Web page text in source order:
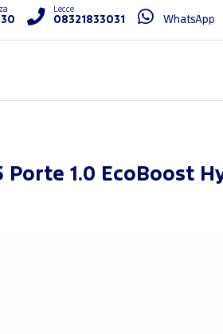
Lecce
08321833031 WhatsApp
Porte 1.0 EcoBoost